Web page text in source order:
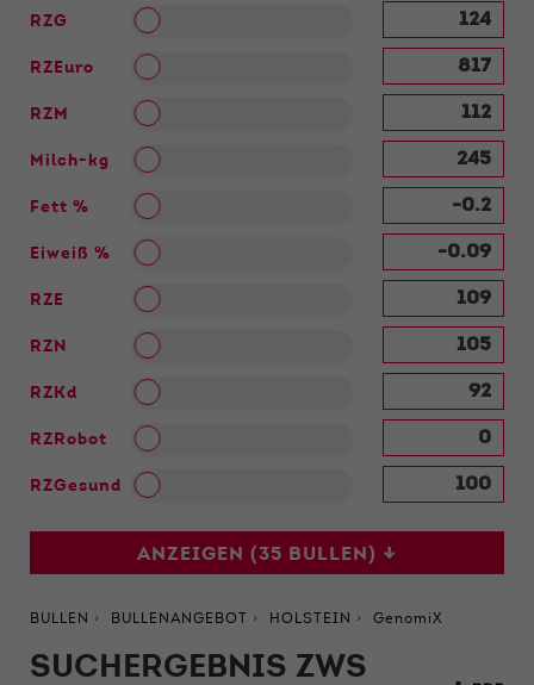
RZG
RZEuro
RZM
Milch-kg
Fett %
Eiweiß %
RZE
RZN
RZKd
RZRobot
RZGesund
ANZEIGEN (35 BULLEN) ↓
BULLEN BULLENANGEBOT HOLSTEIN GenomiX
SUCHERGEBNIS ZWS